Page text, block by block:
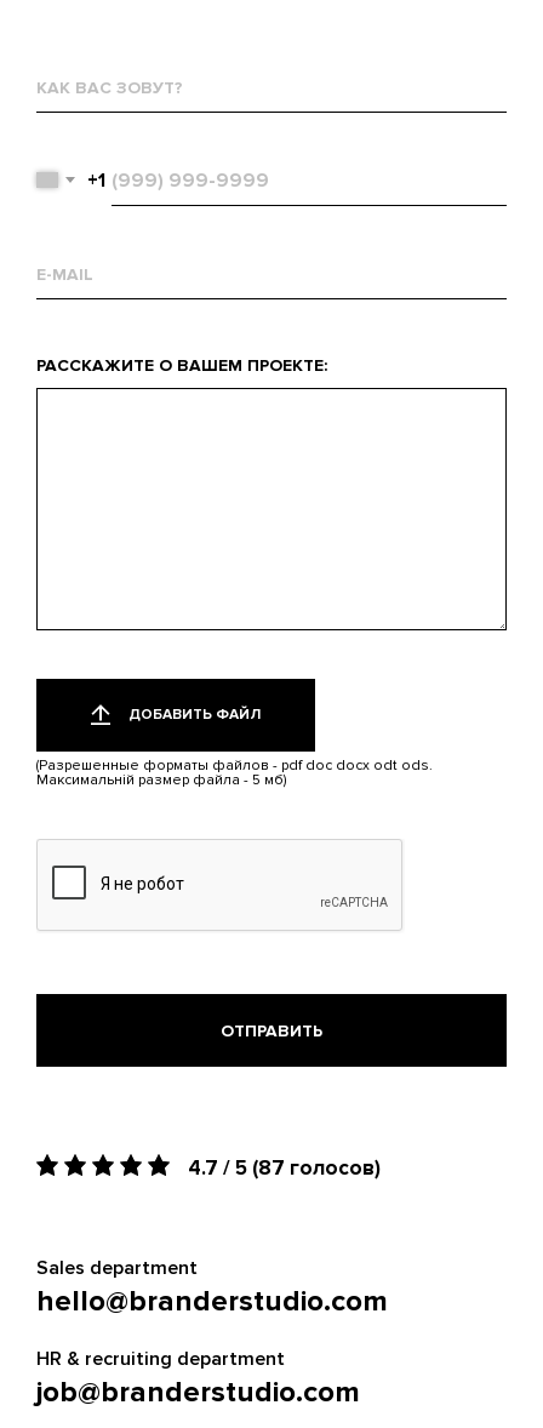
вас
Телефон
+1
Что
РАССКАЖИТЕ О ВАШЕМ ПРОЕКТЕ:
Добавить
ДОБАВИТЬ ФАЙЛ
(Разрешенные форматы файлов - pdf doc docx odt ods.
Максимальній размер файла - 5 мб)
Только
5
МБ.
doc,
ods.
4.7 / 5 (87 голосов)
Sales department
hello@branderstudio.com
HR & recruiting department
job@branderstudio.com